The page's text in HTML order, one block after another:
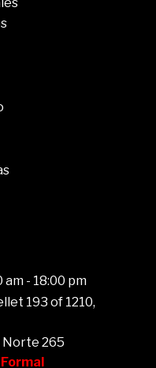
am - 18:00 pm
193 of 1210,
Norte 265